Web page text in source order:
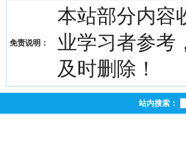
免责说明：
本站部分内容
业学习者参考
及时删除！
站内搜索：